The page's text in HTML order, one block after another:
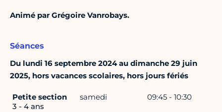
Animé par Grégoire Vanrobays.
Séances
Du lundi 16 septembre 2024 au dimanche 29 juin
2025, hors vacances scolaires, hors jours fériés
Petite section
3 - 4 ans
samedi 09:45 - 10:30